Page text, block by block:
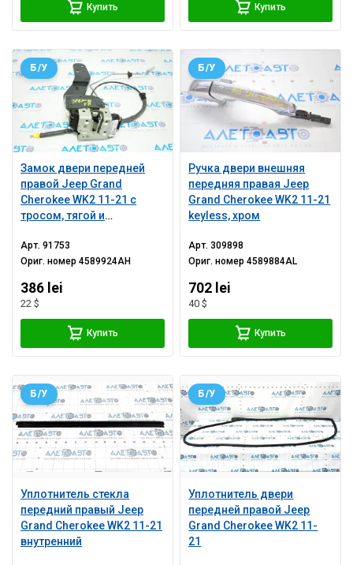
Купить Купить
Замок двери передней
правой Jeep Grand
Cherokee WK2 11-21 с
тросом, тягой и
Б/У
Арт.91753
Ориг. номер4589924AH
386 lei
22 $
Купить
Ручка двери внешняя
передняя правая Jeep
Grand Cherokee WK2 11-21
keyless, хром
Б/У
Арт.309898
Ориг. номер4589884AL
702 lei
40 $
Купить
Уплотнитель стекла
передний правый Jeep
Grand Cherokee WK2 11-21
внутренний
Б/У
Уплотнитель двери
передней правой Jeep
Grand Cherokee WK2 11-
21
Б/У